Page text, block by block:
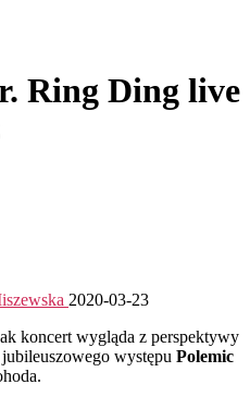
Ring Ding live
2020-03-23
koncert wygląda z perspektywy
występu Polemic